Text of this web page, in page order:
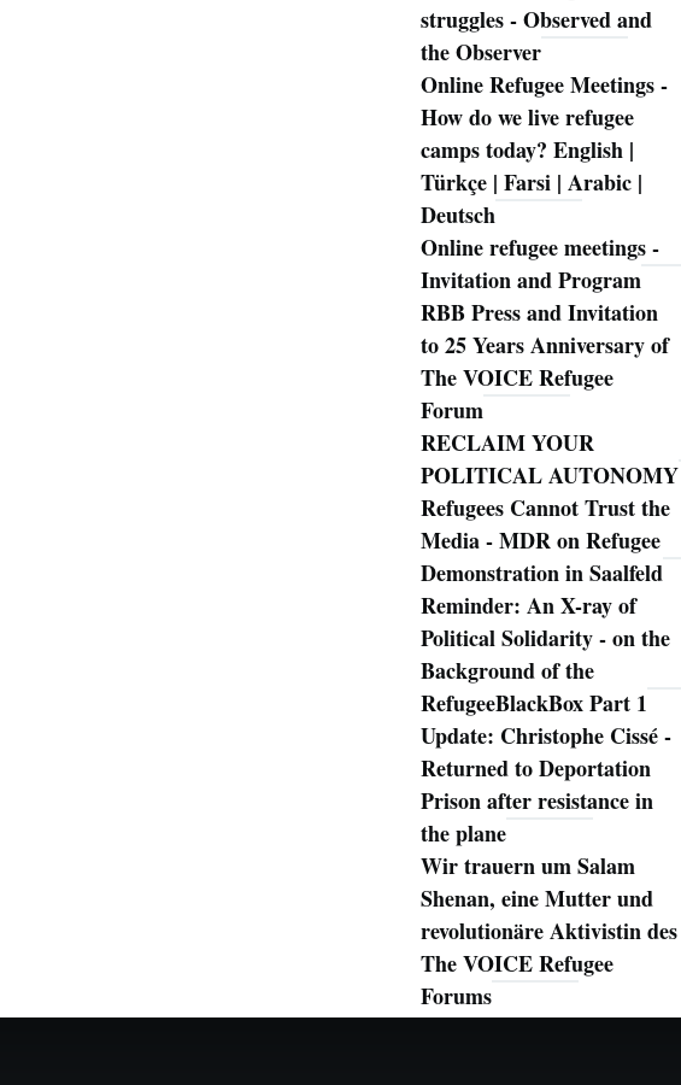
struggles - Observed and
the Observer
Online Refugee Meetings -
How do we live refugee
camps today? English |
Türkçe | Farsi | Arabic |
Deutsch
Online refugee meetings -
Invitation and Program
RBB Press and Invitation
to 25 Years Anniversary of
The VOICE Refugee
Forum
RECLAIM YOUR
POLITICAL AUTONOMY
Refugees Cannot Trust the
Media - MDR on Refugee
Demonstration in Saalfeld
Reminder: An X-ray of
Political Solidarity - on the
Background of the
RefugeeBlackBox Part 1
Update: Christophe Cissé -
Returned to Deportation
Prison after resistance in
the plane
Wir trauern um Salam
Shenan, eine Mutter und
revolutionäre Aktivistin des
The VOICE Refugee
Forums